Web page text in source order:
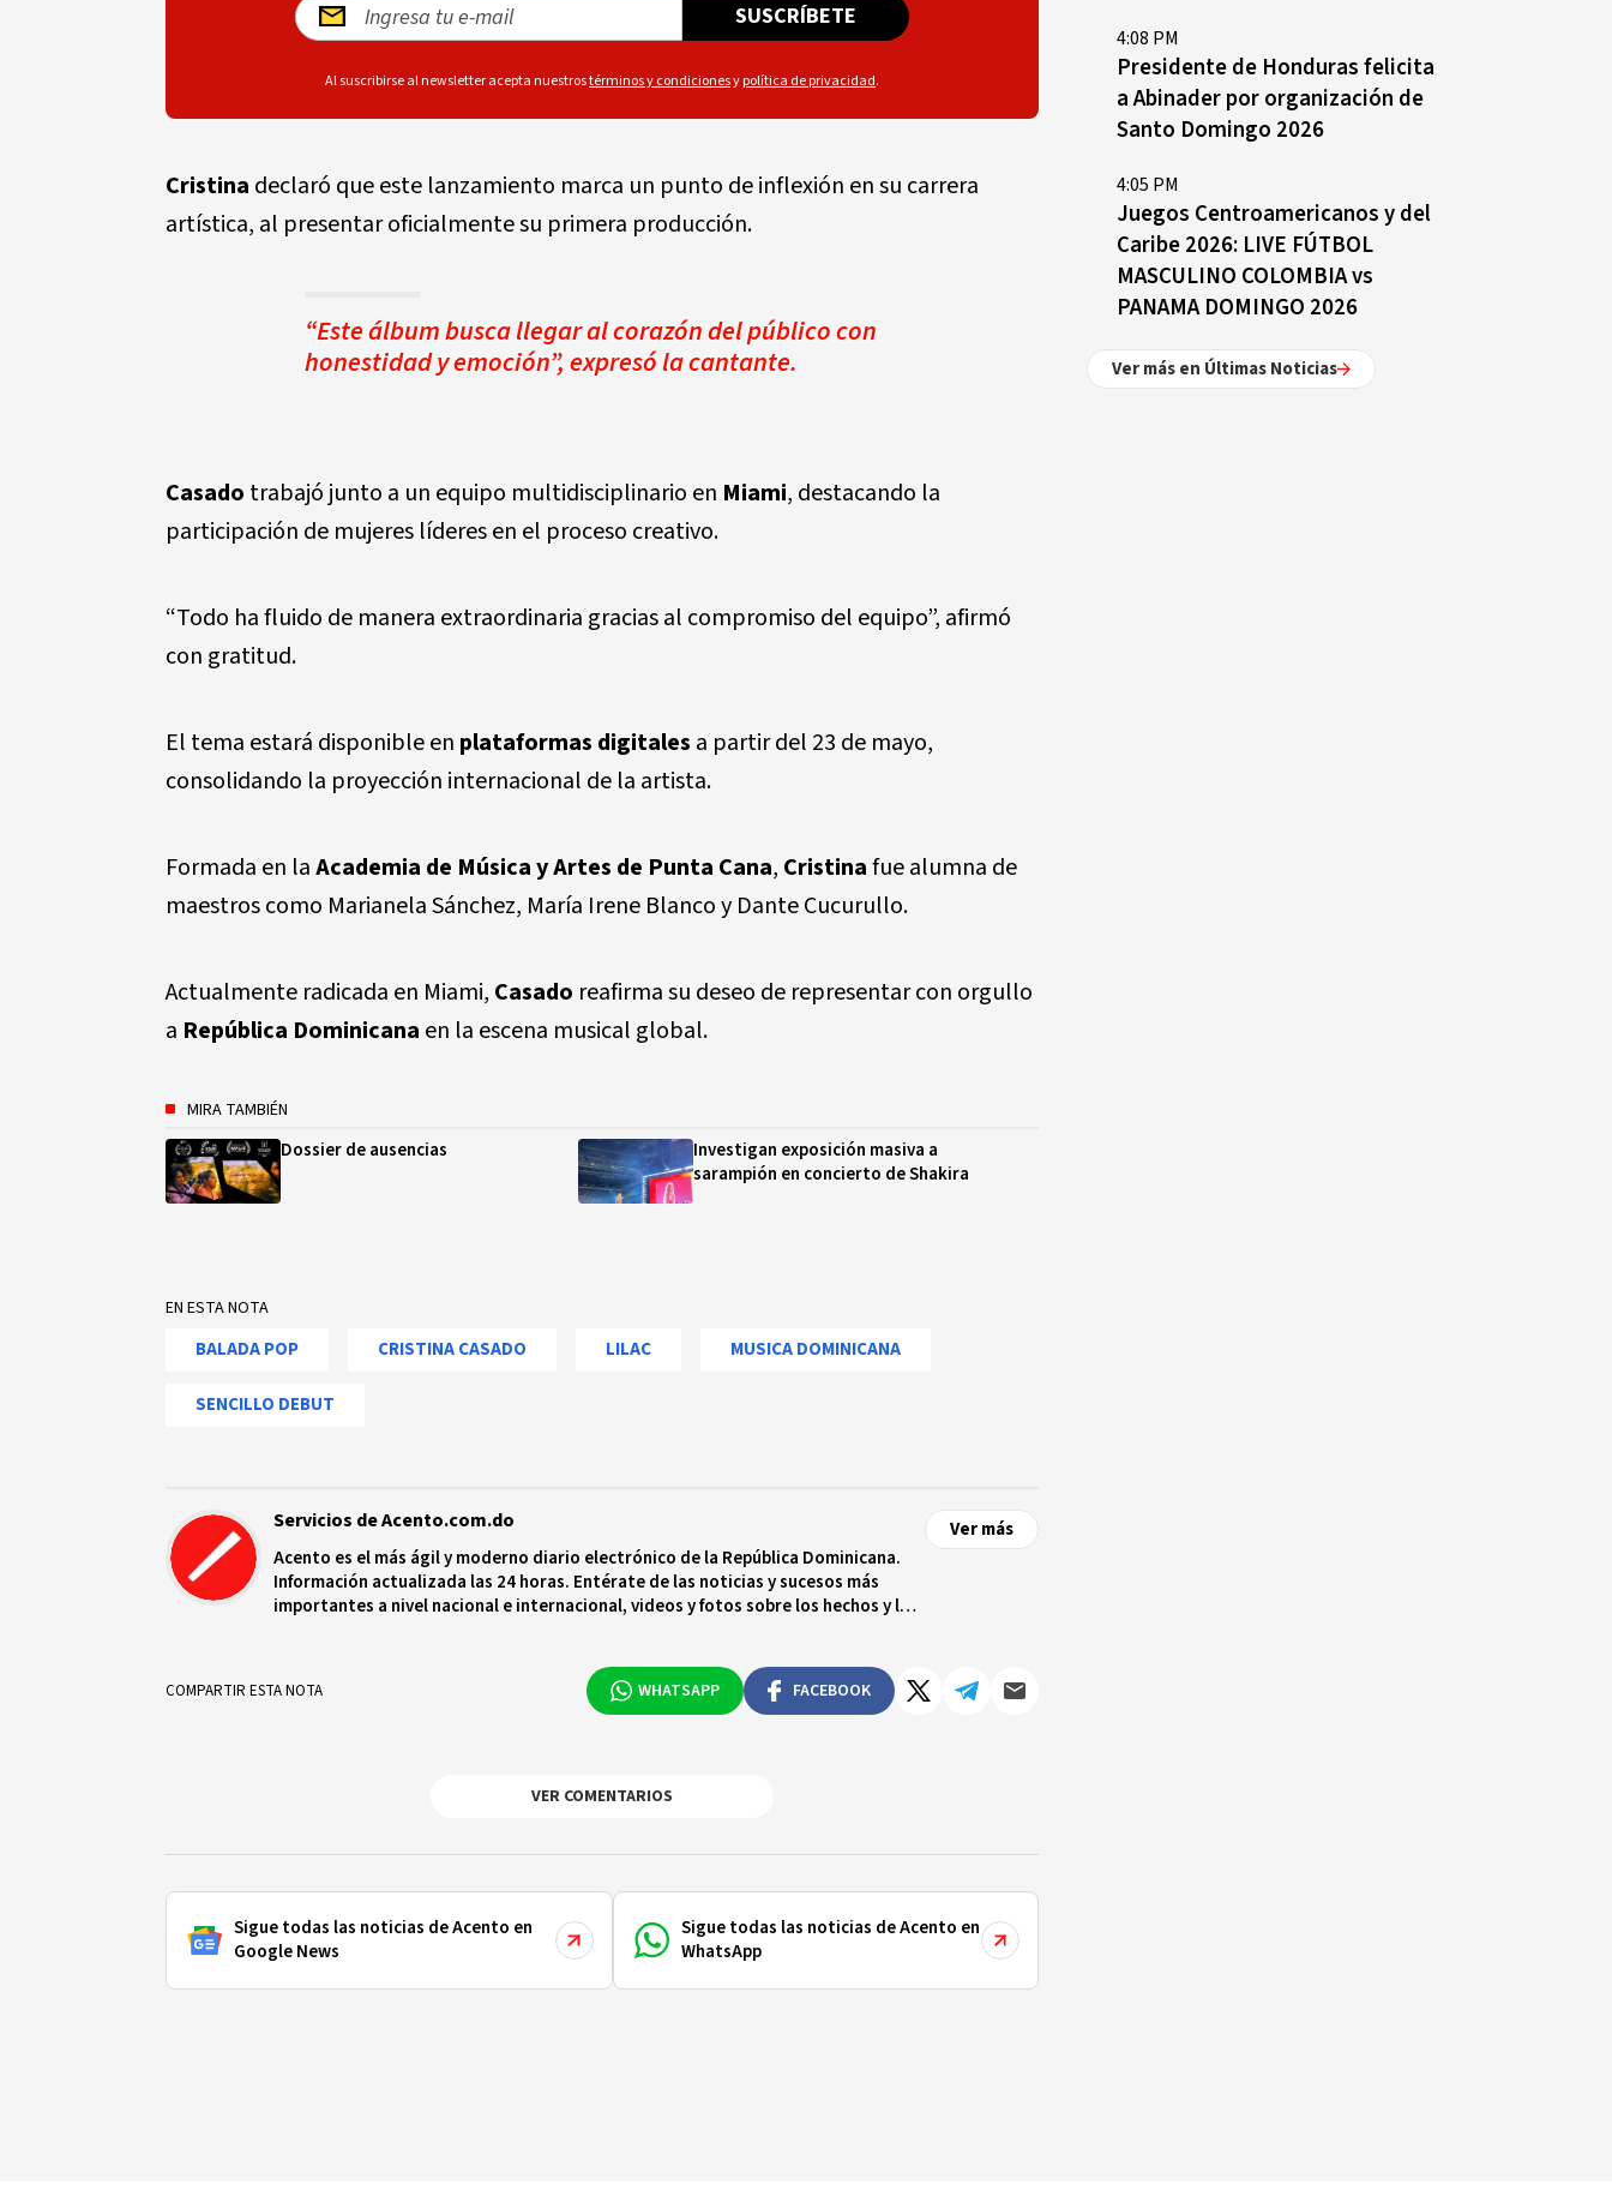
SUSCRÍBETE
Al suscribirse al newsletter acepta nuestrostérminos y condicionesypolítica de privacidad.
Cristina declaró que este lanzamiento marca un punto de inflexión en su carrera
artística, al presentar oficialmente su primera producción.
“Este álbum busca llegar al corazón del público con
honestidad y emoción”, expresó la cantante.
Casado trabajó junto a un equipo multidisciplinario en Miami, destacando la
participación de mujeres líderes en el proceso creativo.
“Todo ha fluido de manera extraordinaria gracias al compromiso del equipo”, afirmó
con gratitud.
El tema estará disponible en plataformas digitales a partir del 23 de mayo,
consolidando la proyección internacional de la artista.
Formada en laAcademia de Música y Artes de Punta Cana, Cristinafue alumna de
maestros como Marianela Sánchez, María Irene Blanco y Dante Cucurullo.
Actualmente radicada en Miami, Casado reafirma su deseo de representar con orgullo
a República Dominicana en la escena musical global.
MIRA TAMBIÉN
Dossier de ausencias
Investigan exposición masiva a
sarampión en concierto de Shakira
EN ESTA NOTA
BALADA POP CRISTINA CASADO LILAC MUSICA DOMINICANA
SENCILLO DEBUT
Servicios de Acento.com.do
Acento es el más ágil y moderno diario electrónico de la República Dominicana.
Información actualizada las 24 horas. Entérate de las noticias y sucesos más
importantes a nivel nacional e internacional, videos y fotos sobre los hechos y los
Ver más
COMPARTIR ESTA NOTA WHATSAPP FACEBOOK
VER COMENTARIOS
Sigue todas las noticias de Acento en
Google News
Sigue todas las noticias de Acento en
WhatsApp
4:08 PM
Presidente de Honduras felicita
a Abinader por organización de
Santo Domingo 2026
4:05 PM
Juegos Centroamericanos y del
Caribe 2026: LIVE FÚTBOL
MASCULINO COLOMBIA vs
PANAMA DOMINGO 2026
Ver más en Últimas Noticias